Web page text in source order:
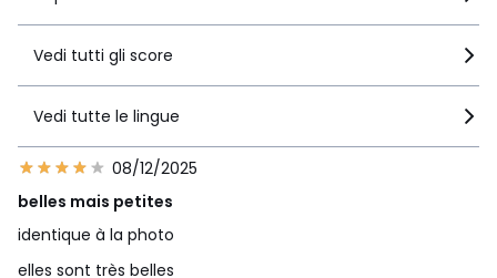
Vedi tutti gli score
Vedi tutte le lingue
08/12/2025
belles mais petites
identique à la photo
elles sont très belles